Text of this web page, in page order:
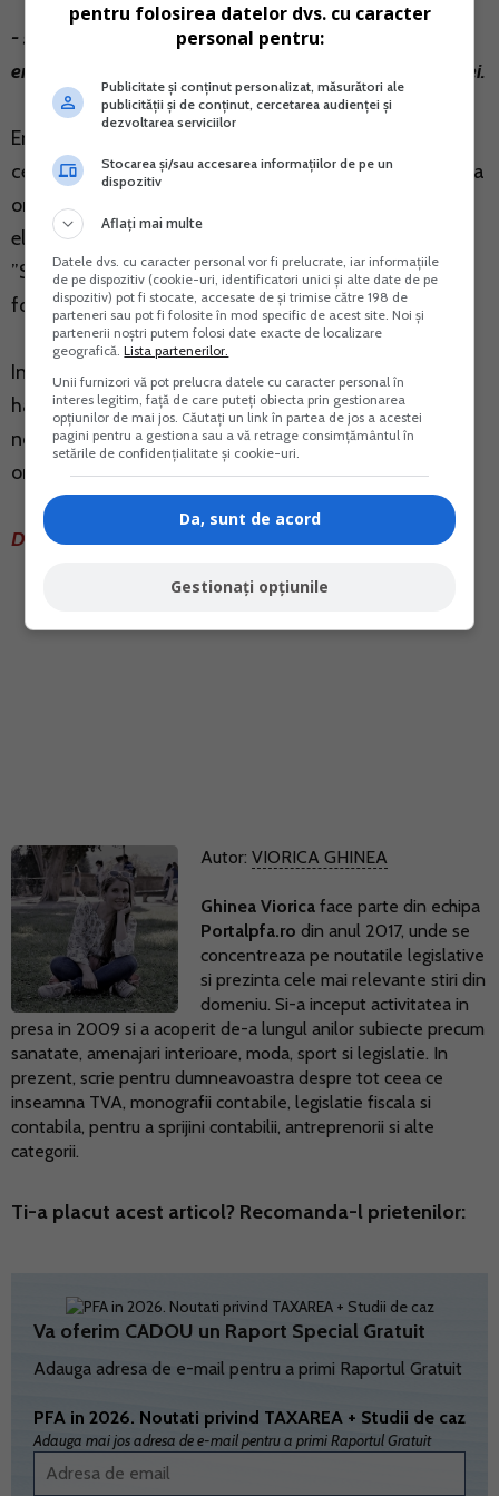
- sau se poate opta pentru depunerea cererii la
entitatea nonprofit/unitatea de cult, beneficiara sumei.
Entitatea nonprofit/unitatea de cult care primeste
cereri de la contribuabili are obligatia de a transmite la
organul fiscal competent doar prin mijloace
electronice de transmitere la distanta, formularul
”Situatie centralizatoare a datelor cuprinse in
formularul 230”.
In aceasta situatie, originalul cererilor 230, in format
hartie, se pastreaza de catre entitatile
nonprofit/unitatile de cult si sunt puse la dispozitia
organului fiscal la solicitarea acestuia.
Descarca Formularul 230 pdf inteligent.
Autor: VIORICA GHINEA
Ghinea Viorica face parte din echipa
Portalpfa.ro din anul 2017, unde se
concentreaza pe noutatile legislative
si prezinta cele mai relevante stiri din
domeniu. Si-a inceput activitatea in
presa in 2009 si a acoperit de-a lungul anilor subiecte precum
sanatate, amenajari interioare, moda, sport si legislatie. In
prezent, scrie pentru dumneavoastra despre tot ceea ce
inseamna TVA, monografii contabile, legislatie fiscala si
contabila, pentru a sprijini contabilii, antreprenorii si alte
categorii.
Ti-a placut acest articol? Recomanda-l prietenilor:
Va oferim CADOU un Raport Special Gratuit
Adauga adresa de e-mail pentru a primi Raportul Gratuit
PFA in 2026. Noutati privind TAXAREA + Studii de caz
Adauga mai jos adresa de e-mail pentru a primi Raportul Gratuit
pentru folosirea datelor dvs. cu caracter
personal pentru:
Publicitate și conținut personalizat, măsurători ale
publicității și de conținut, cercetarea audienței și
dezvoltarea serviciilor
Stocarea și/sau accesarea informațiilor de pe un
dispozitiv
Aflați mai multe
Datele dvs. cu caracter personal vor fi prelucrate, iar informațiile
de pe dispozitiv (cookie-uri, identificatori unici și alte date de pe
dispozitiv) pot fi stocate, accesate de și trimise către 198 de
parteneri sau pot fi folosite în mod specific de acest site. Noi și
partenerii noștri putem folosi date exacte de localizare
geografică.Lista partenerilor.
Unii furnizori vă pot prelucra datele cu caracter personal în
interes legitim, față de care puteți obiecta prin gestionarea
opțiunilor de mai jos. Căutați un link în partea de jos a acestei
pagini pentru a gestiona sau a vă retrage consimțământul în
setările de confidențialitate și cookie-uri.
Da, sunt de acord
Gestionați opțiunile